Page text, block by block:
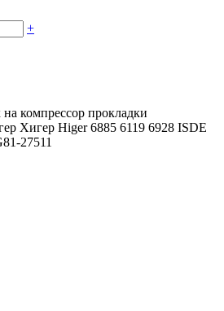
+
компрессор прокладки
Хигер Higer 6885 6119 6928 ISDE
27511